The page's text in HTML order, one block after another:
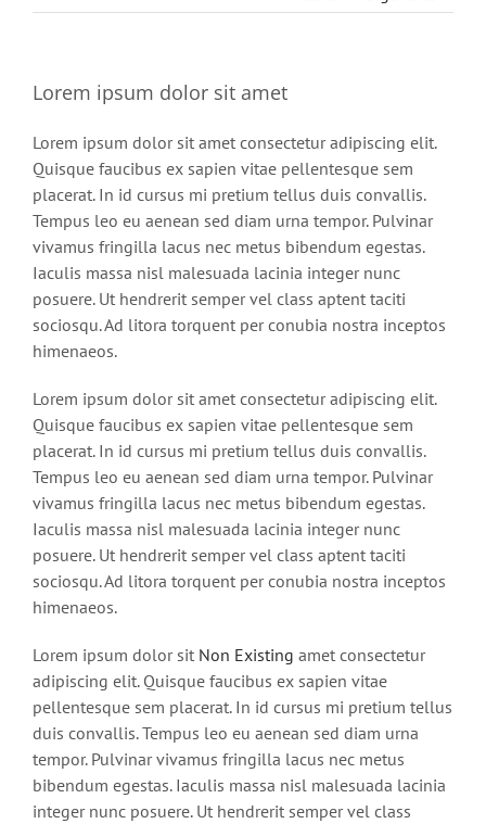
Lorem ipsum dolor sit amet
Lorem ipsum dolor sit amet consectetur adipiscing elit.
Quisque faucibus ex sapien vitae pellentesque sem
placerat. In id cursus mi pretium tellus duis convallis.
Tempus leo eu aenean sed diam urna tempor. Pulvinar
vivamus fringilla lacus nec metus bibendum egestas.
Iaculis massa nisl malesuada lacinia integer nunc
posuere. Ut hendrerit semper vel class aptent taciti
sociosqu. Ad litora torquent per conubia nostra inceptos
himenaeos.
Lorem ipsum dolor sit amet consectetur adipiscing elit.
Quisque faucibus ex sapien vitae pellentesque sem
placerat. In id cursus mi pretium tellus duis convallis.
Tempus leo eu aenean sed diam urna tempor. Pulvinar
vivamus fringilla lacus nec metus bibendum egestas.
Iaculis massa nisl malesuada lacinia integer nunc
posuere. Ut hendrerit semper vel class aptent taciti
sociosqu. Ad litora torquent per conubia nostra inceptos
himenaeos.
Lorem ipsum dolor sit Non Existing amet consectetur
adipiscing elit. Quisque faucibus ex sapien vitae
pellentesque sem placerat. In id cursus mi pretium tellus
duis convallis. Tempus leo eu aenean sed diam urna
tempor. Pulvinar vivamus fringilla lacus nec metus
bibendum egestas. Iaculis massa nisl malesuada lacinia
integer nunc posuere. Ut hendrerit semper vel class